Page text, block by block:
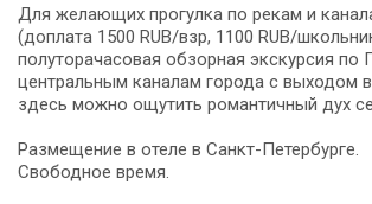
Для желающих прогулка по рекам и
(доплата 1500 RUB/взр, 1100 RUB/
полуторачасовая обзорная экскурсия по
центральным каналам города с выходом
здесь можно ощутить романтичный дух
Размещение в отеле в Санкт-Петербурге.
Свободное время.